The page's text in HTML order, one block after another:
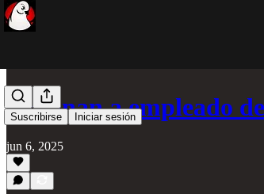
Suscribirse Iniciar sesión
Asesinan a empleado
jun 6, 2025